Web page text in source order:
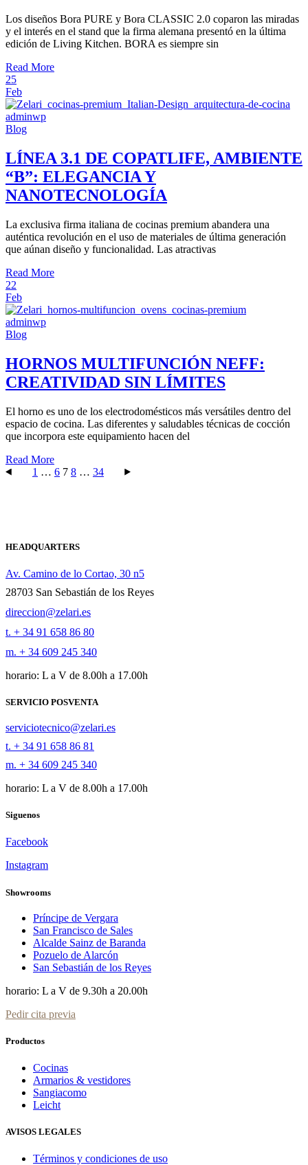
Los diseños Bora PURE y Bora CLASSIC 2.0 coparon las miradas
y el interés en el stand que la firma alemana presentó en la última
edición de Living Kitchen. BORA es siempre sin
Read More
25
Feb
adminwp
Blog
LÍNEA 3.1 DE COPATLIFE, AMBIENTE
“B”: ELEGANCIA Y
NANOTECNOLOGÍA
La exclusiva firma italiana de cocinas premium abandera una
auténtica revolución en el uso de materiales de última generación
que aúnan diseño y funcionalidad. Las atractivas
Read More
22
Feb
adminwp
Blog
HORNOS MULTIFUNCIÓN NEFF:
CREATIVIDAD SIN LÍMITES
El horno es uno de los electrodomésticos más versátiles dentro del
espacio de cocina. Las diferentes y saludables técnicas de cocción
que incorpora este equipamiento hacen del
Read More
Paginación
1 … 6 7 8 … 34
HEADQUARTERS
Av. Camino de lo Cortao, 30 n5
28703 San Sebastián de los Reyes
direccion@zelari.es
t. + 34 91 658 86 80
m. + 34 609 245 340
horario: L a V de 8.00h a 17.00h
SERVICIO POSVENTA
serviciotecnico@zelari.es
t. + 34 91 658 86 81
m. + 34 609 245 340
horario: L a V de 8.00h a 17.00h
Siguenos
Facebook
Instagram
Showrooms
Príncipe de Vergara
San Francisco de Sales
Alcalde Sainz de Baranda
Pozuelo de Alarcón
San Sebastián de los Reyes
horario: L a V de 9.30h a 20.00h
Pedir cita previa
Productos
Cocinas
Armarios & vestidores
Sangiacomo
Leicht
AVISOS LEGALES
Términos y condiciones de uso